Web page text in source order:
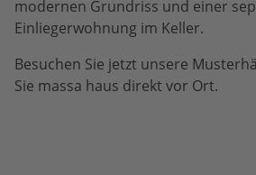
modernen Grundriss und einer
Einliegerwohnung im Keller.
Besuchen Sie jetzt unsere
Sie massa haus direkt vor Ort.